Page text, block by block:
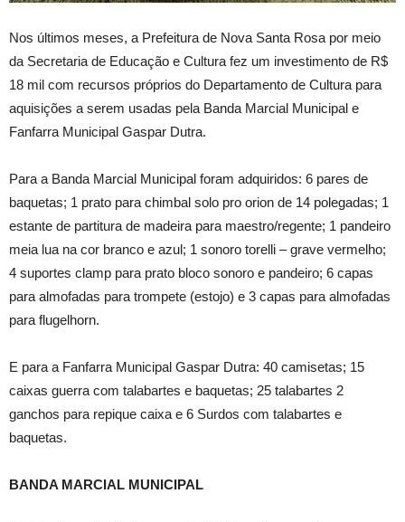
Nos últimos meses, a Prefeitura de Nova Santa Rosa por meio
da Secretaria de Educação e Cultura fez um investimento de R$
18 mil com recursos próprios do Departamento de Cultura para
aquisições a serem usadas pela Banda Marcial Municipal e
Fanfarra Municipal Gaspar Dutra.
Para a Banda Marcial Municipal foram adquiridos: 6 pares de
baquetas; 1 prato para chimbal solo pro orion de 14 polegadas; 1
estante de partitura de madeira para maestro/regente; 1 pandeiro
meia lua na cor branco e azul; 1 sonoro torelli – grave vermelho;
4 suportes clamp para prato bloco sonoro e pandeiro; 6 capas
para almofadas para trompete (estojo) e 3 capas para almofadas
para flugelhorn.
E para a Fanfarra Municipal Gaspar Dutra: 40 camisetas; 15
caixas guerra com talabartes e baquetas; 25 talabartes 2
ganchos para repique caixa e 6 Surdos com talabartes e
baquetas.
BANDA MARCIAL MUNICIPAL